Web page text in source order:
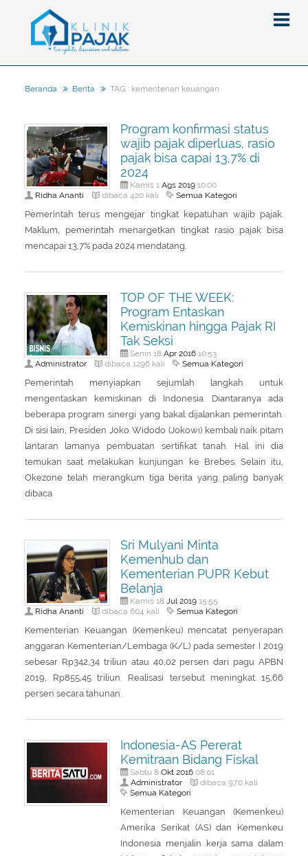
Artikel
Pajak
Pengantar
Pajak Penghasilan (PPh)
Pajak Pertambahan Nilai (PPN)
Administrasi Perpajakan
Penghitungan Pajak
Peraturan
PPN
KUP
Update Aturan Pajak
Aturan Pajak Lainnya
SPT
SPT Masa
SPT Tahunan
Formulir Pajak
Event
Gallery
Tax Amnesty
Pengampunan Pajak
Peraturan Pengampunan Pajak
Infografis Pengampunan Pajak
Beranda
About Us
Q & A Pajak
Kontak Kami
Beranda Berita TAG : kementerian keuangan
Program konfirmasi status
wajib pajak diperluas, rasio
pajak bisa capai 13,7% di
2024
Kamis 1 Ags 201910:00
Ridha Ananti dibaca 420 kali Semua Kategori
Pemerintah terus mengejar tingkat kepatuhan wajib pajak.
Maklum, pemerintah menargetkan tingkat rasio pajak bisa
mencapai 13,7% pada 2024 mendatang.
TOP OF THE WEEK:
Program Entaskan
Kemiskinan hingga Pajak RI
Tak Seksi
Senin 18 Apr 201610:53
Administrator dibaca 1296 kali Semua Kategori
Pemerintah menyiapkan sejumlah langkah untuk
mengentaskan kemiskinan di Indonesia. Diantaranya ada
beberapa program sinergi yang bakal dijalankan pemerintah.
Di sisi lain, Presiden Joko Widodo (Jokowi) kembali naik pitam
lantaran lamanya pembuatan sertifikat tanah. Hal ini dia
temukan saat melakukan kunjungan ke Brebes. Selain itu,
Okezone telah merangkum tiga berita yang paling banyak
dibaca
Sri Mulyani Minta
Kemenhub dan
Kementerian PUPR Kebut
Belanja
Kamis 18 Jul 201915:55
Ridha Ananti dibaca 604 kali Semua Kategori
Kementerian Keuangan (Kemenkeu) mencatat penyerapan
anggaran Kementerian/Lembaga (K/L) pada semester I 2019
sebesar Rp342,34 triliun atau 40,02 persen dari pagu APBN
2019, Rp855,45 triliun. Realisasi tersebut meningkat 15,66
persen secara tahunan.
Indonesia-AS Pererat
Kemitraan Bidang Fiskal
Sabtu 8 Okt 201608:01
Administrator dibaca 970 kali
Semua Kategori
Kementerian Keuangan (Kemenkeu)
Amerika Serikat (AS) dan Kemenkeu
Indonesia menjalin kerja sama dalam